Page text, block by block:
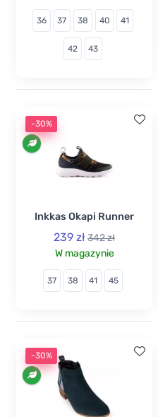
36 37 38 40 41
42 43
-30%
Inkkas Okapi Runner
239 zł 342 zł
W magazynie
37 38 41 45
-30%